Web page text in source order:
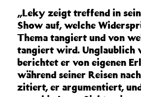
„Leky zeigt treffend in
Show auf, welche
Thema tangiert und von
tangiert wird. Unglaublich
berichtet er von eigenen
während seiner Reisen
zitiert, er argumentiert,